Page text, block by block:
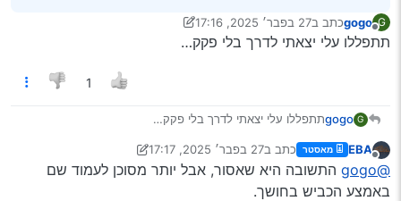
G
מנותק
gogoכתב ב27 בפבר׳ 2025, 17:16
נערך לאחרונה על ידי gogo
תתפללו עלי יצאתי לדרך בלי פקק…
1
G
gogoתתפללו עלי יצאתי לדרך בלי פקק…
EBA מאסטר כתב ב27 בפבר׳ 2025, 17:17
נערך לאחרונה על ידי EBA
@gogo
התשובה היא שאסור, אבל יותר מסוכן לעמוד שם
באמצע הכביש בחושך.